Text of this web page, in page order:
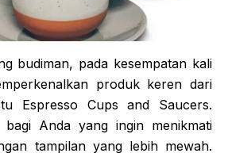
budiman, pada kesempatan kali
produk keren dari
Espresso Cups and Saucers.
Anda yang ingin menikmati
tampilan yang lebih mewah.